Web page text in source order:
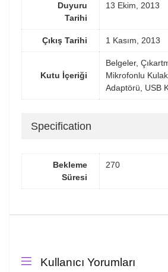
Duyuru
Tarihi
13 Ekim, 2013
Çıkış Tarihi 1 Kasım, 2013
Kutu İçeriği
Belgeler,
Mikrofonlu
Adaptörü, USB
Specification
Bekleme
Süresi
270
Kullanıcı Yorumları